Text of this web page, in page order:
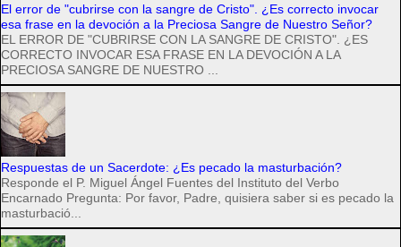
El error de "cubrirse con la sangre de Cristo". ¿Es correcto invocar
esa frase en la devoción a la Preciosa Sangre de Nuestro Señor?
EL ERROR DE "CUBRIRSE CON LA SANGRE DE CRISTO". ¿ES
CORRECTO INVOCAR ESA FRASE EN LA DEVOCIÓN A LA
PRECIOSA SANGRE DE NUESTRO ...
Respuestas de un Sacerdote: ¿Es pecado la masturbación?
Responde el P. Miguel Ángel Fuentes del Instituto del Verbo
Encarnado Pregunta: Por favor, Padre, quisiera saber si es pecado la
masturbació...